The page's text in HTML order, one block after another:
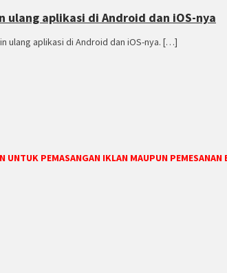
ulang aplikasi di Android dan iOS-nya
ulang aplikasi di Android dan iOS-nya. […]
PEMASANGAN IKLAN MAUPUN